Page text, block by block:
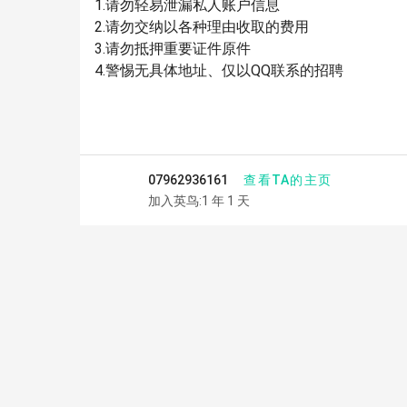
1.请勿轻易泄漏私人账户信息
2.请勿交纳以各种理由收取的费用
3.请勿抵押重要证件原件
4.警惕无具体地址、仅以QQ联系的招聘
07962936161
查看TA的主页
加入英鸟:1 年 1 天